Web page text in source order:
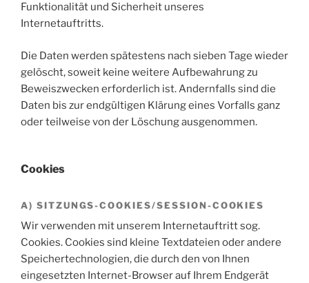
Funktionalität und Sicherheit unseres
Internetauftritts.
Die Daten werden spätestens nach sieben Tage wieder
gelöscht, soweit keine weitere Aufbewahrung zu
Beweiszwecken erforderlich ist. Andernfalls sind die
Daten bis zur endgültigen Klärung eines Vorfalls ganz
oder teilweise von der Löschung ausgenommen.
Cookies
A) SITZUNGS-COOKIES/SESSION-COOKIES
Wir verwenden mit unserem Internetauftritt sog.
Cookies. Cookies sind kleine Textdateien oder andere
Speichertechnologien, die durch den von Ihnen
eingesetzten Internet-Browser auf Ihrem Endgerät